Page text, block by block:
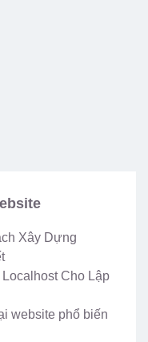
Xây Dựng
Cho Lập
website phổ biến